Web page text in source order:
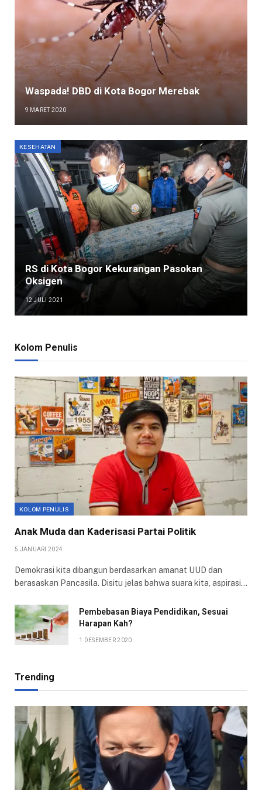
Waspada! DBD di Kota Bogor Merebak
9 MARET 2020
KESEHATAN
RS di Kota Bogor Kekurangan Pasokan
Oksigen
12 JULI 2021
Kolom Penulis
KOLOM PENULIS
Anak Muda dan Kaderisasi Partai Politik
5 JANUARI 2024
Demokrasi kita dibangun berdasarkan amanat UUD dan
berasaskan Pancasila. Disitu jelas bahwa suara kita, aspirasi…
Pembebasan Biaya Pendidikan, Sesuai
Harapan Kah?
1 DESEMBER 2020
Trending